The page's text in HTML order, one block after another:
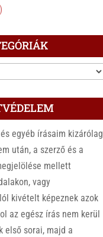
egyéb írásaim kizárólag
után, a szerző és a
mellett
vagy
kivételt képeznek azok
az egész írás nem kerül
első sorai, majd a